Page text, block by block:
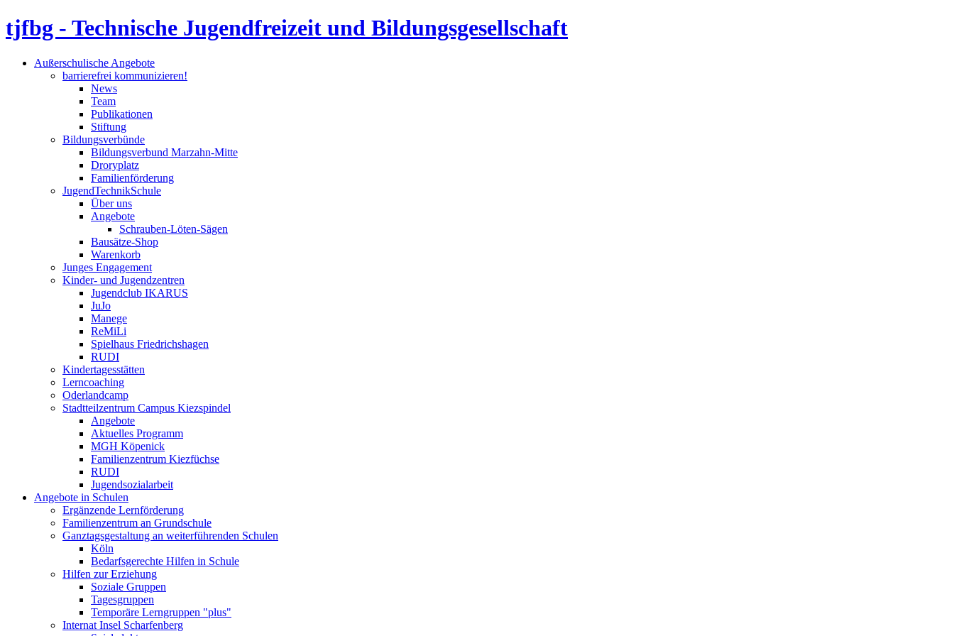
tjfbg - Technische Jugendfreizeit und Bildungsgesellschaft
Außerschulische Angebote
barrierefrei kommunizieren!
News
Team
Publikationen
Stiftung
Bildungsverbünde
Bildungsverbund Marzahn-Mitte
Droryplatz
Familienförderung
JugendTechnikSchule
Über uns
Angebote
Schrauben-Löten-Sägen
Bausätze-Shop
Warenkorb
Junges Engagement
Kinder- und Jugendzentren
Jugendclub IKARUS
JuJo
Manege
ReMiLi
Spielhaus Friedrichshagen
RUDI
Kindertagesstätten
Lerncoaching
Oderlandcamp
Stadtteilzentrum Campus Kiezspindel
Angebote
Aktuelles Programm
MGH Köpenick
Familienzentrum Kiezfüchse
RUDI
Jugendsozialarbeit
Angebote in Schulen
Ergänzende Lernförderung
Familienzentrum an Grundschule
Ganztagsgestaltung an weiterführenden Schulen
Köln
Bedarfsgerechte Hilfen in Schule
Hilfen zur Erziehung
Soziale Gruppen
Tagesgruppen
Temporäre Lerngruppen "plus"
Internat Insel Scharfenberg